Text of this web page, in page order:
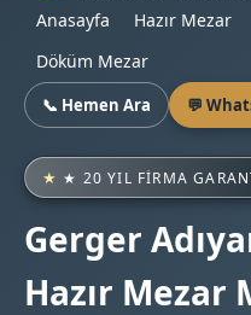
Anasayfa Hazır Mezar
Döküm Mezar
📞 Hemen Ara 💬
★ 20 YIL FIRMA
Gerger
Hazır Mezar